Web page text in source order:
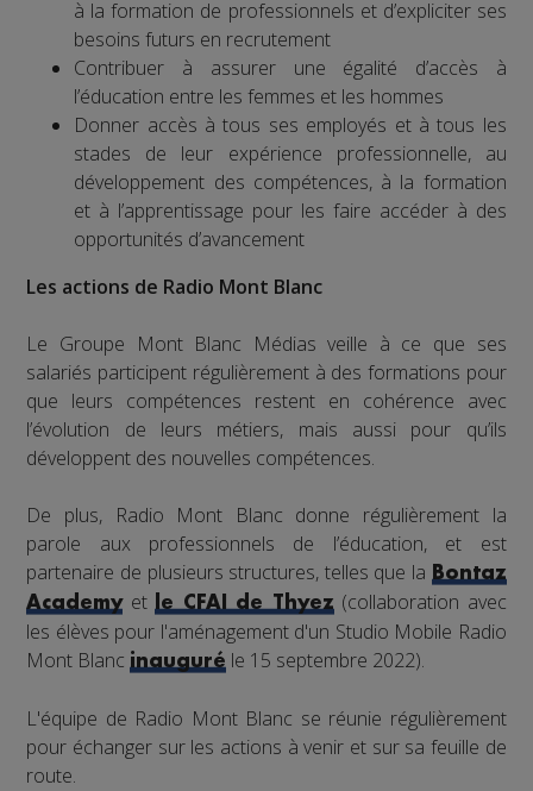
à la formation de professionnels et d’expliciter ses
besoins futurs en recrutement
Contribuer à assurer une égalité d’accès à
l’éducation entre les femmes et les hommes
Donner accès à tous ses employés et à tous les
stades de leur expérience professionnelle, au
développement des compétences, à la formation
et à l’apprentissage pour les faire accéder à des
opportunités d’avancement
Les actions de Radio Mont Blanc
Le Groupe Mont Blanc Médias veille à ce que ses
salariés participent régulièrement à des formations pour
que leurs compétences restent en cohérence avec
l’évolution de leurs métiers, mais aussi pour qu’ils
développent des nouvelles compétences.
De plus, Radio Mont Blanc donne régulièrement la
parole aux professionnels de l’éducation, et est
partenaire de plusieurs structures, telles que la
Bontaz
Academyet le CFAI de Thyez(collaboration avec
les élèves pour l'aménagement d'un Studio Mobile Radio
Mont Blancinauguré le 15 septembre 2022).
L'équipe de Radio Mont Blanc se réunie régulièrement
pour échanger sur les actions à venir et sur sa feuille de
route.